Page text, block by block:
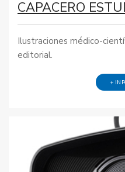
CAPACERO
Ilustraciones médico-
editorial.
+